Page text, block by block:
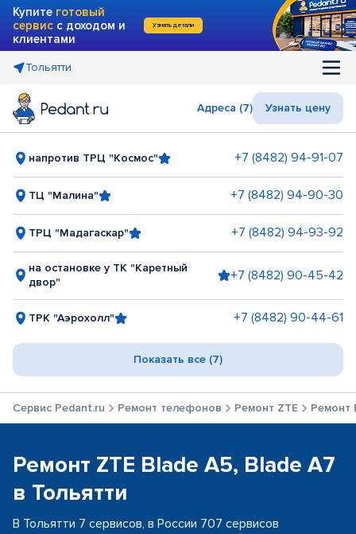
Купите готовый
сервис с доходом и
клиентами
Узнать детали
Тольятти
Адреса (7) Узнать цену
напротив ТРЦ "Космос" +7 (8482) 94-91-07
ТЦ "Малина" +7 (8482) 94-90-30
ТРЦ "Мадагаскар" +7 (8482) 94-93-92
на остановке у ТК "Каретный
двор"
+7 (8482) 90-45-42
ТРК "Аэрохолл" +7 (8482) 90-44-61
Показать все (7)
Сервис Pedant.ru Ремонт телефонов Ремонт ZTE Ремонт
Ремонт ZTE Blade A5, Blade A7
в Тольятти
В Тольятти 7 сервисов, в России 707 сервисов